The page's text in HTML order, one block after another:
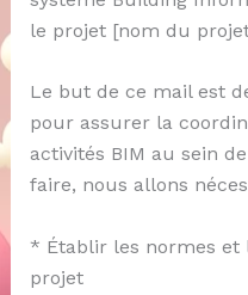
le projet [nom du
Le but de ce mail est
pour assurer la
activités BIM au sein
faire, nous allons
* Établir les normes et
projet